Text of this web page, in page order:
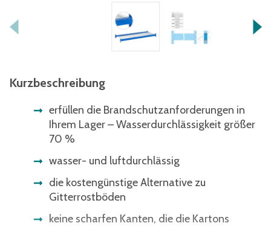
Kurzbeschreibung
erfüllen die Brandschutzanforderungen in
Ihrem Lager – Wasserdurchlässigkeit größer
70 %
wasser- und luftdurchlässig
die kostengünstige Alternative zu
Gitterrostböden
keine scharfen Kanten, die die Kartons